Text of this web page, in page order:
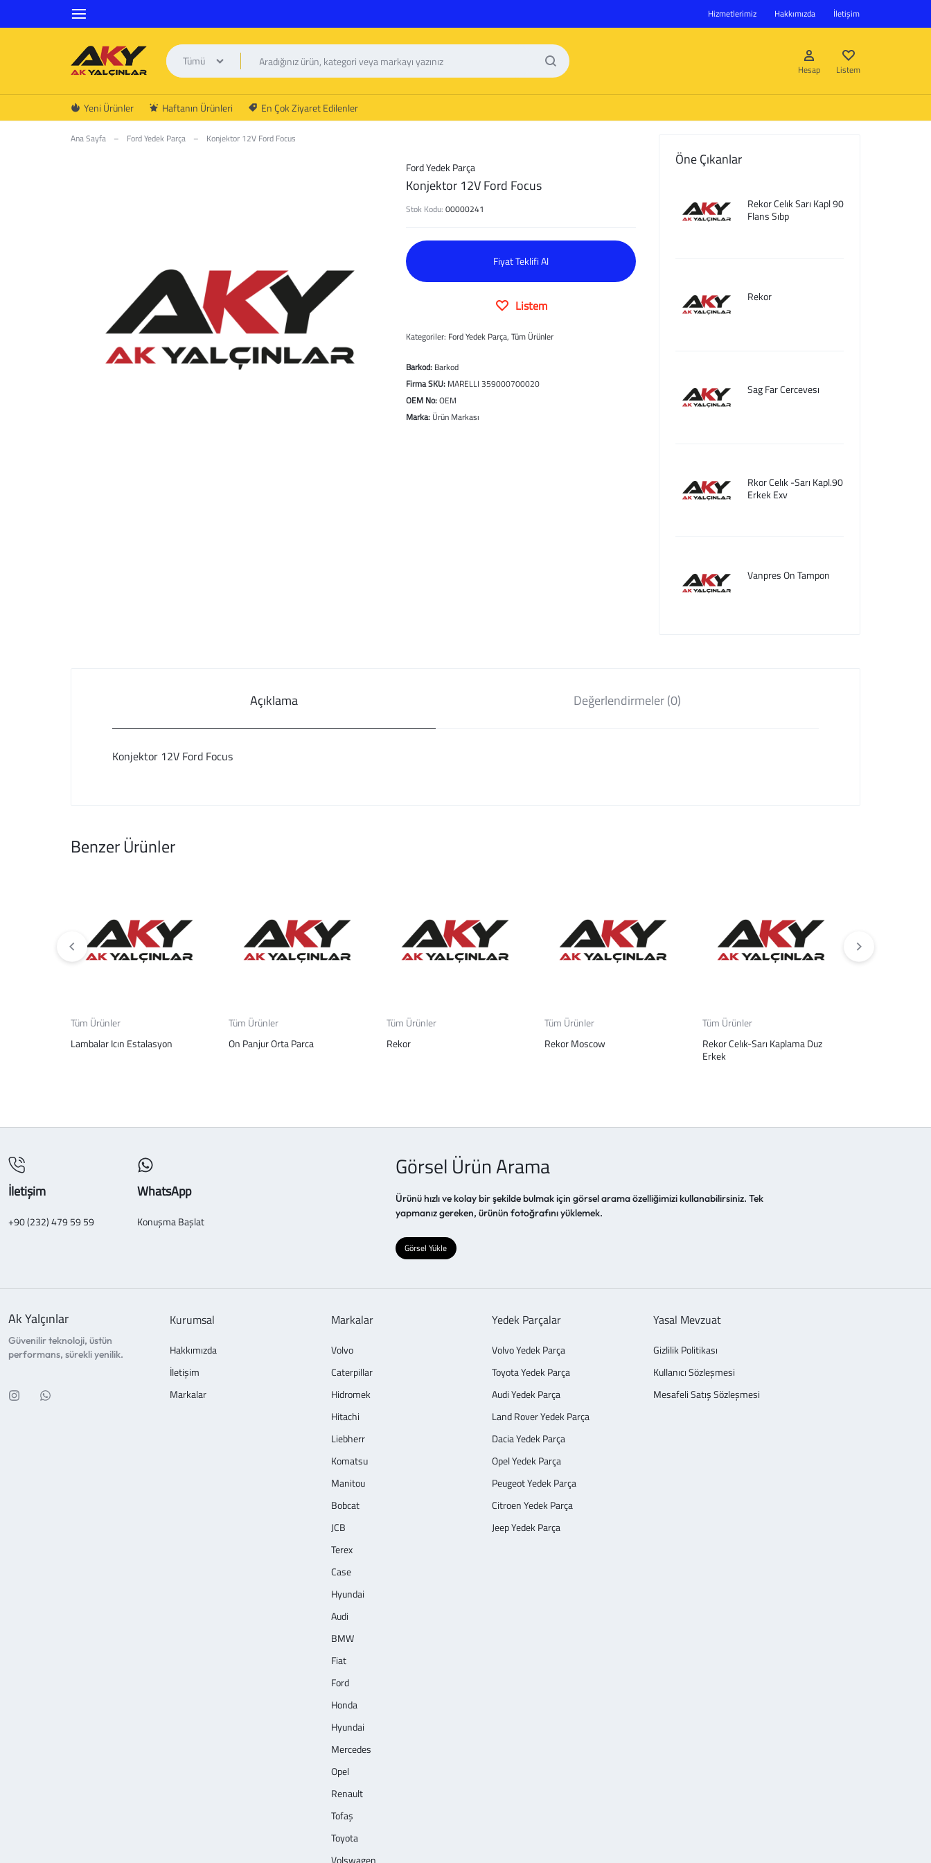
Hizmetlerimiz Hakkımızda İletişim
AK
YALÇINLAR
Tümü
Hesap
Hesap oluştur
Listem
Yeni Ürünler Haftanın Ürünleri En Çok Ziyaret Edilenler
Ana Sayfa – Ford Yedek Parça – Konjektor 12V Ford Focus
Ford Yedek Parça
Konjektor 12V Ford Focus
Stok Kodu:00000241
Fiyat Teklifi Al
Listem
Kategoriler: Ford Yedek Parça,Tüm Ürünler
Barkod: Barkod
Firma SKU: MARELLI 359000700020
OEM No:OEM
Marka: Ürün Markası
Öne Çıkanlar
Rekor Celık Sarı Kapl 90
Flans Sıbp
Rekor
Sag Far Cercevesı
Rkor Celık -Sarı Kapl.90
Erkek Exv
Vanpres On Tampon
Açıklama Değerlendirmeler (0)
Konjektor 12V Ford Focus
Benzer Ürünler
Tüm Ürünler
Lambalar Icın Estalasyon
Tüm Ürünler
On Panjur Orta Parca
Tüm Ürünler
Rekor
Tüm Ürünler
Rekor Moscow
Tüm Ürünler
Rekor Celık-Sarı Kaplama Duz
Erkek
İletişim
+90 (232) 479 59 59
WhatsApp
Konuşma Başlat
Görsel Ürün Arama
Ürünü hızlı ve kolay bir şekilde bulmak için görsel arama özelliğimizi kullanabilirsiniz. Tek
yapmanız gereken, ürünün fotoğrafını yüklemek.
Görsel Yükle
Ak Yalçınlar
Güvenilir teknoloji, üstün
performans, sürekli yenilik.
Kurumsal
Hakkımızda
İletişim
Markalar
Markalar
Volvo
Caterpillar
Hidromek
Hitachi
Liebherr
Komatsu
Manitou
Bobcat
JCB
Terex
Case
Hyundai
Audi
BMW
Fiat
Ford
Honda
Hyundai
Mercedes
Opel
Renault
Tofaş
Toyota
Volswagen
Yedek Parçalar
Volvo Yedek Parça
Toyota Yedek Parça
Audi Yedek Parça
Land Rover Yedek Parça
Dacia Yedek Parça
Opel Yedek Parça
Peugeot Yedek Parça
Citroen Yedek Parça
Jeep Yedek Parça
Yasal Mevzuat
Gizlilik Politikası
Kullanıcı Sözleşmesi
Mesafeli Satış Sözleşmesi